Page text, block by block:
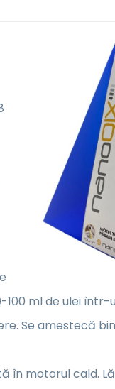
100 ml de ulei
Se amestecă
în motorul cald.